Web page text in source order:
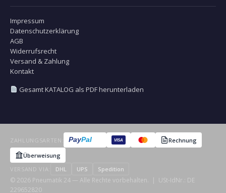
Impressum
Datenschutzerklärung
AGB
Widerrufsrecht
Versand & Zahlung
Kontakt
Gesamt KATALOG als PDF herunterladen
ZAHLUNGSARTEN: PayPal VISA
Rechnung
Überweisung
VERSAND VIA:
DHL UPS Spedition
© 2026 Pneumatik 24 — Alle Rechte vorbehalten. | USt-IdNr.: DE
229652820